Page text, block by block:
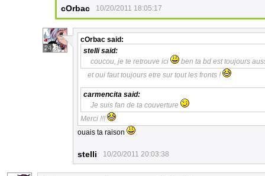
cOrbac 10/20/2011 18:05:17
24
cOrbac said:
stellisaid:
coucou, je te retrouve ici
ben ta bd est toujours
et oui faut toujours etre sur tout les fronts !
carmencita said:
Je suis fan de ta couverture
Merci !!!
ouais ta raison
stelli 10/20/2011 20:03:38